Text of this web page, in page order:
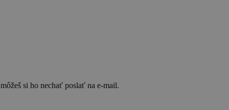
si ho nechať poslať na e-mail.